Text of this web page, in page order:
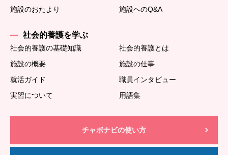
施設のおたより
施設へのQ&A
社会的養護を学ぶ
社会的養護の基礎知識
社会的養護とは
施設の概要
施設の仕事
就活ガイド
職員インタビュー
実習について
用語集
チャボナビの使い方